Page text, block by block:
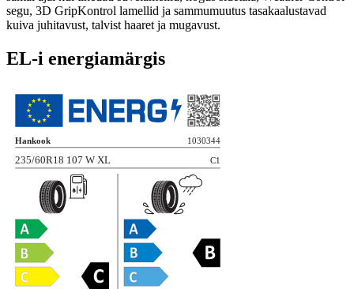
segu, 3D GripKontrol lamellid ja sammumuutus tasakaalustavad
kuiva juhitavust, talvist haaret ja mugavust.
EL-i energiamärgis